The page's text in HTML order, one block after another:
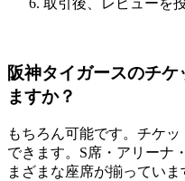
取引後、レビューを
阪神タイガースのチ
ますか？
もちろん可能です。チケ
できます。S席・アリーナ
まざまな座席が揃ってい